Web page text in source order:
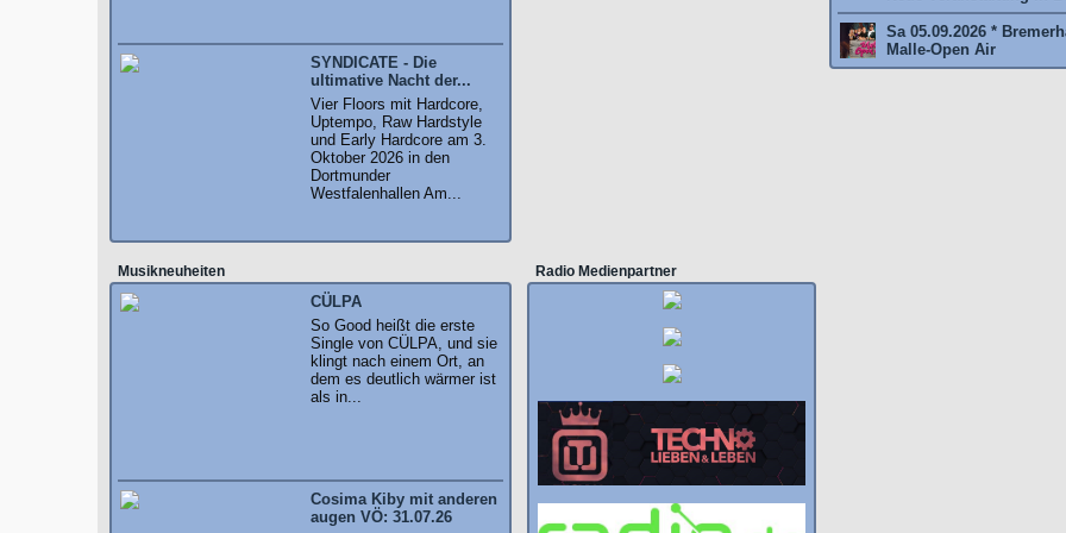
Sa 05.09.2026 *
Malle-Open Air
SYNDICATE - Die
ultimative Nacht der...
Vier Floors mit Hardcore,
Uptempo, Raw Hardstyle
und Early Hardcore am 3.
Oktober 2026 in den
Dortmunder
Westfalenhallen Am...
Radio Medienpartner
Musikneuheiten
CÜLPA
So Good heißt die erste
Single von CÜLPA, und sie
klingt nach einem Ort, an
dem es deutlich wärmer ist
als in...
Cosima Kiby mit anderen
augen VÖ: 31.07.26